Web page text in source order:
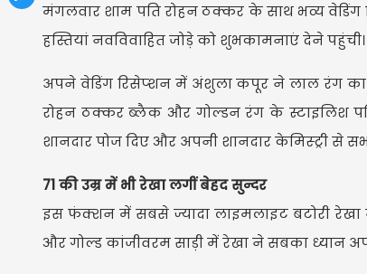
मंगलवार शाम पति रोहन ठक्कर के साथ भव्य वेडिंग
हस्तियां नवविवाहित जोड़े को शुभकामनाएं देने
अपने वेडिंग रिसेप्शन में अंशुला कपूर ने लाल रंग
रोहन ठक्कर ब्लैक और गोल्डन रंग के स्टाइलिश
शानदार पोज दिए और अपनी शानदार केमिस्ट्री से
71 की उम्र में भी रेखा लगीं बेहद सुन्दर
इस फंक्शन में सबसे ज्यादा लाइमलाइट बटोरी रेखा
और गोल्ड कांजीवरम साड़ी में रेखा ने सबका ध्यान